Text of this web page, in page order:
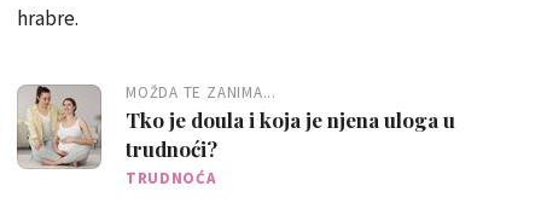
hrabre.
MOŽDA TE ZANIMA...
Tko je doula i koja je njena uloga u
trudnoći?
TRUDNOĆA